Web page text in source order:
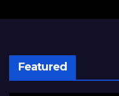
Featured